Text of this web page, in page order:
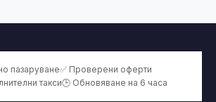
пазаруване✅ Проверени оферти
такси🕒 Обновяване на 6 часа